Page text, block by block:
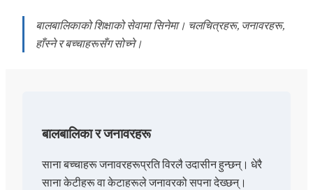
बालबालिकाको शिक्षाको सेवामा सिनेमा। चलचित्रहरू, जनावरहरू,
हाँस्ने र बच्चाहरूसँग सोच्ने।
बालबालिका र जनावरहरू
साना बच्चाहरू जनावरहरूप्रति विरलै उदासीन हुन्छन्। धेरै
साना केटीहरू वा केटाहरूले जनावरको सपना देख्छन्।